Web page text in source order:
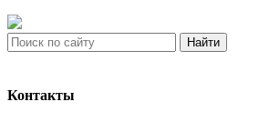
Найти
Контакты